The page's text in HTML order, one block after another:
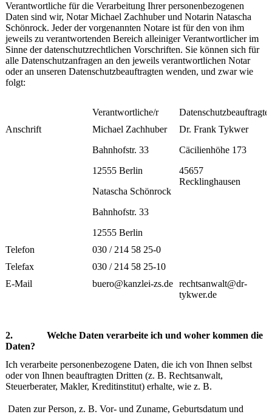
Verantwortliche für die Verarbeitung Ihrer personenbezogenen
Daten sind wir, Notar Michael Zachhuber und Notarin Natascha
Schönrock. Jeder der vorgenannten Notare ist für den von ihm
jeweils zu verantwortenden Bereich alleiniger Verantwortlicher im
Sinne der datenschutzrechtlichen Vorschriften. Sie können sich für
alle Datenschutzanfragen an den jeweils verantwortlichen Notar
oder an unseren Datenschutzbeauftragten wenden, und zwar wie
folgt:
Verantwortliche/r
Anschrift
Michael Zachhuber
Bahnhofstr. 33
12555 Berlin
Natascha Schönrock
Bahnhofstr. 33
12555 Berlin
Dr. Frank Tykwer
Cäcilienhöhe 173
45657
Recklinghausen
Telefon
030 / 214 58 25-0
Telefax
030 / 214 58 25-10
E-Mail
buero@kanzlei-zs.de rechtsanwalt@dr-
tykwer.de
2. Welche Daten verarbeite ich und woher kommen die
Daten?
Ich verarbeite personenbezogene Daten, die ich von Ihnen selbst
oder von Ihnen beauftragten Dritten (z. B. Rechtsanwalt,
Steuerberater, Makler, Kreditinstitut) erhalte, wie z. B.
Daten zur Person, z. B. Vor- und Zuname, Geburtsdatum und